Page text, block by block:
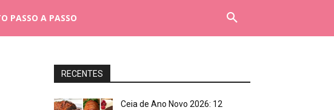
PASSO A PASSO
RECENTES
Ceia de Ano Novo 2026: 12